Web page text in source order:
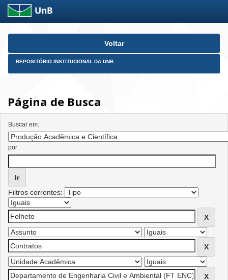
Skip
Voltar
REPOSITÓRIO INSTITUCIONAL DA UNB
Página de Busca
Buscar em:
por
Filtros correntes: